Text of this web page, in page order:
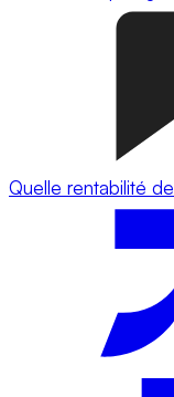
Quelle rentabilité